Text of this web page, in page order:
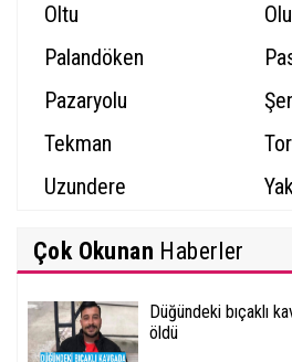
Oltu
Palandöken
Pazaryolu
Tekman
Uzundere
Çok Okunan Haberler
Düğündeki bıçaklı
öldü